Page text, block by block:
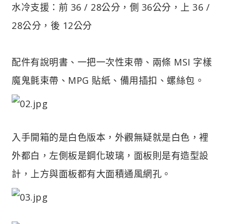
水冷支援：前 36 / 28公分，側 36公分，上 36 /
28公分，後 12公分
配件有說明書、一把一次性束帶、兩條 MSI 字樣
魔鬼氈束帶、MPG 貼紙、備用插扣、螺絲包。
入手開箱的是白色版本，外觀無疑就是白色，裡
外都白，左側板是鋼化玻璃，面板則是有造型設
計，上方與面板都有大面積通風網孔。